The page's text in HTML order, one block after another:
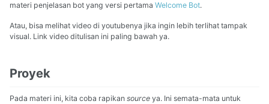
materi penjelasan bot yang versi pertama Welcome Bot.
Atau, bisa melihat video di youtubenya jika ingin lebih terlihat tampak
visual. Link video ditulisan ini paling bawah ya.
Proyek
Pada materi ini, kita coba rapikan source ya. Ini semata-mata untuk